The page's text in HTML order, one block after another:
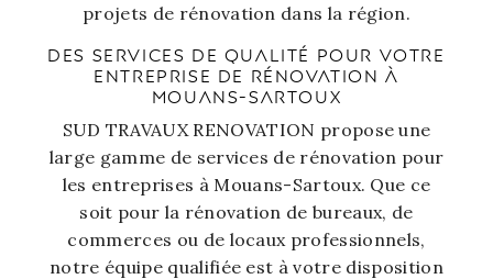
projets de rénovation dans la région.
DES SERVICES DE QUALITÉ POUR VOTRE
ENTREPRISE DE RÉNOVATION À
MOUANS-SARTOUX
SUD TRAVAUX RENOVATION propose une
large gamme de services de rénovation pour
les entreprises à Mouans-Sartoux. Que ce
soit pour la rénovation de bureaux, de
commerces ou de locaux professionnels,
notre équipe qualifiée est à votre disposition